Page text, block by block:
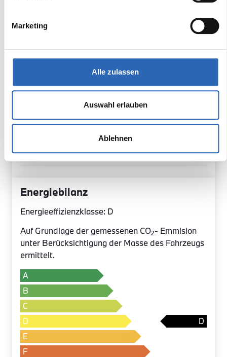
Marketing
Alle zulassen
Auswahl erlauben
Ablehnen
Head-Up Display
Sicherheit
Exterior
Serienaustattung
Energiebilanz
Energieeffizienzklasse: D
Auf Grundlage der gemessenen CO2- Emmision
unter Berücksichtigung der Masse des Fahrzeugs
ermittelt.
A
B
C
D
E
F